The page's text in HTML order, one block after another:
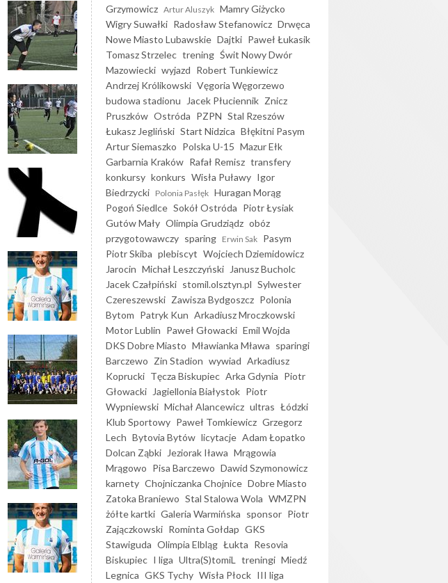
Grzymowicz Artur Aluszyk Mamry Giżycko
Wigry Suwałki Radosław Stefanowicz Drwęca
Nowe Miasto Lubawskie Dajtki Paweł Łukasik
Tomasz Strzelec trening Świt Nowy Dwór
Mazowiecki wyjazd Robert Tunkiewicz
Andrzej Królikowski Vęgoria Węgorzewo
budowa stadionu
Jacek Płuciennik Znicz
Pruszków Ostróda PZPN Stal Rzeszów
Łukasz Jegliński Start Nidzica Błękitni Pasym
Artur Siemaszko Polska U-15 Mazur Ełk
Garbarnia Kraków Rafał Remisz transfery
konkursy konkurs Wisła Puławy Igor
Biedrzycki Polonia Pasłęk Huragan Morąg
Pogoń Siedlce Sokół Ostróda Piotr Łysiak
Gutów Mały Olimpia Grudziądz obóz
przygotowawczy sparing Erwin Sak Pasym
Piotr Skiba plebiscyt Wojciech Dziemidowicz
Jarocin Michał Leszczyński
Janusz Bucholc
Jacek Czałpiński stomil.olsztyn.pl Sylwester
Czereszewski Zawisza Bydgoszcz Polonia
Bytom Patryk Kun Arkadiusz Mroczkowski
Motor Lublin Paweł Głowacki Emil Wojda
DKS Dobre Miasto Mławianka Mława sparingi
Barczewo Zin Stadion wywiad Arkadiusz
Koprucki Tęcza Biskupiec Arka Gdynia Piotr
Głowacki
Jagiellonia Białystok Piotr
Wypniewski Michał Alancewicz ultras Łódzki
Klub Sportowy Paweł Tomkiewicz Grzegorz
Lech Bytovia Bytów licytacje Adam Łopatko
Dolcan Ząbki
Jeziorak Iława Mrągowia
Mrągowo Pisa Barczewo Dawid Szymonowicz
karnety Chojniczanka Chojnice Dobre Miasto
Zatoka Braniewo Stal Stalowa Wola WMZPN
żółte kartki Galeria Warmińska sponsor Piotr
Zajączkowski Rominta Gołdap GKS
Stawiguda Olimpia Elbląg Łukta Resovia
Biskupiec I liga Ultra(S)tomiL treningi Miedź
Legnica GKS Tychy Wisła Płock III liga